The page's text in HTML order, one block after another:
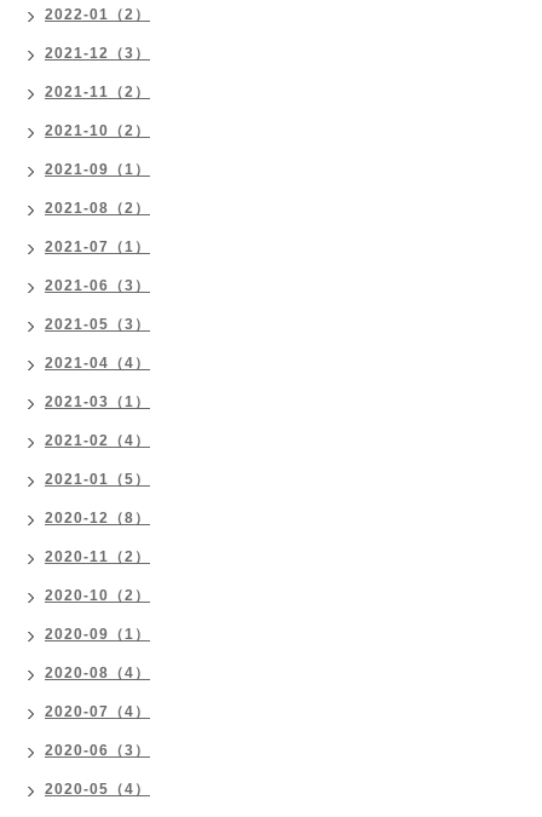
2022-01（2）
2021-12（3）
2021-11（2）
2021-10（2）
2021-09（1）
2021-08（2）
2021-07（1）
2021-06（3）
2021-05（3）
2021-04（4）
2021-03（1）
2021-02（4）
2021-01（5）
2020-12（8）
2020-11（2）
2020-10（2）
2020-09（1）
2020-08（4）
2020-07（4）
2020-06（3）
2020-05（4）